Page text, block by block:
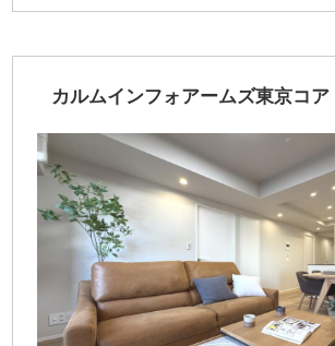
カルムインフォアームズ東京コア